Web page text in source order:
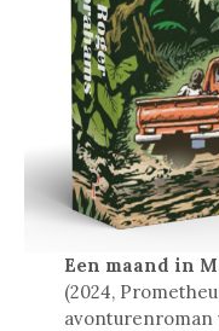
Een maand in
(2024,
avonturenroman